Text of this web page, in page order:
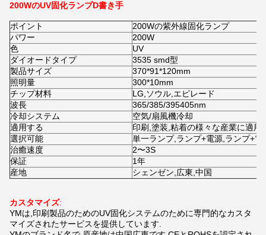
200WのUV固化ランプD書き手
ポイント
200Wの紫外線固化ランプ
パワー
200W
色
UV
ダイオードタイプ
3535 smd型
製品サイズ
370*91*120mm
照明量
300*10mm
チップ材料
LG,ソウル,エピレード
波長
365/385/395405nm
冷却システム
空気/扇風機冷却
適用する
印刷,塗装,粘着の様々な産業に適用
選択可能
単一ランプ,ランプ+電源,ランプ+電
治癒速度
2〜3S
保証
1年
産地
シェンゼン,広東,中国
カスタマイズ:
YMは,印刷製品のためのUV固化システムのために専門的なカスタ
マイズされたサービスを提供しています.